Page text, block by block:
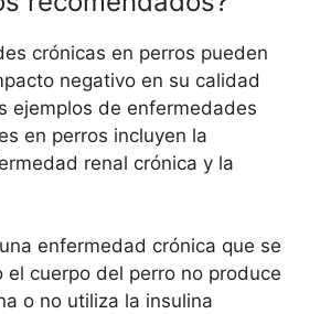
crónicas en perros pueden
negativo en su calidad
ejemplos de enfermedades
en perros incluyen la
renal crónica y la
enfermedad crónica que se
el cuerpo del perro no produce
o no utiliza la insulina